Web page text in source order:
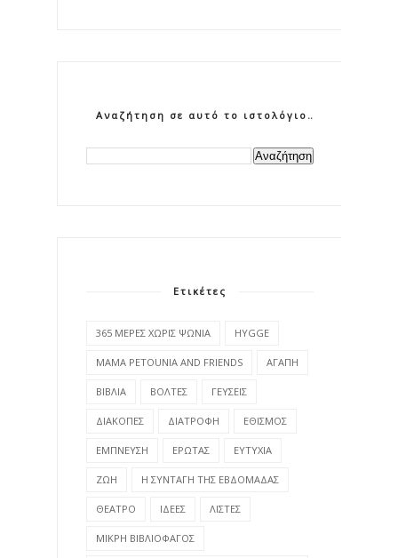
Αναζήτηση σε αυτό το ιστολόγιο
Ετικέτες
365 ΜΕΡΕΣ ΧΩΡΙΣ ΨΩΝΙΑ HYGGE
MAMA PETOUNIA AND FRIENDS ΑΓΑΠΗ
ΒΙΒΛΙΑ ΒΟΛΤΕΣ ΓΕΥΣΕΙΣ
ΔΙΑΚΟΠΕΣ ΔΙΑΤΡΟΦΗ ΕΘΙΣΜΟΣ
ΕΜΠΝΕΥΣΗ ΕΡΩΤΑΣ ΕΥΤΥΧΙΑ
ΖΩΗ Η ΣΥΝΤΑΓΗ ΤΗΣ ΕΒΔΟΜΑΔΑΣ
ΘΕΑΤΡΟ ΙΔΕΕΣ ΛΙΣΤΕΣ
ΜΙΚΡΗ ΒΙΒΛΙΟΦΑΓΟΣ